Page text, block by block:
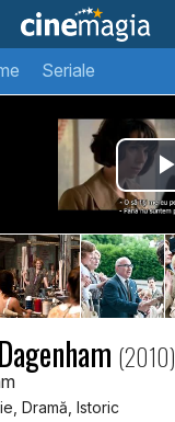
Seriale
(2010)
Dramă, Istoric